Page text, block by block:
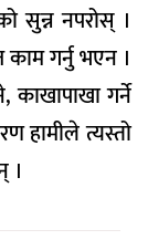
सुन्न नपरोस् ।
गर्नु भएन ।
काखापाखा गर्ने
हामीले त्यस्तो
।